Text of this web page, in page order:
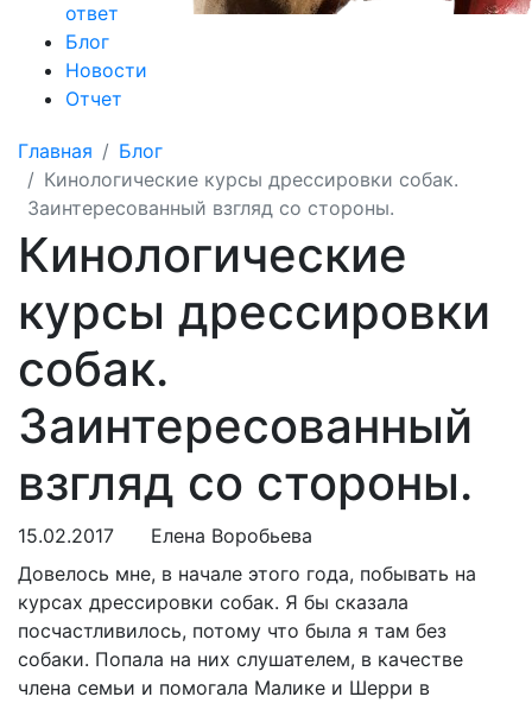
ответ
Блог
Новости
Отчет
Главная
Блог
Кинологические курсы дрессировки собак.
Заинтересованный взгляд со стороны.
Кинологические
курсы дрессировки
собак.
Заинтересованный
взгляд со стороны.
15.02.2017
Елена Воробьева
Довелось мне, в начале этого года, побывать на
курсах дрессировки собак. Я бы сказала
посчастливилось, потому что была я там без
собаки. Попала на них слушателем, в качестве
члена семьи и помогала Малике и Шерри в